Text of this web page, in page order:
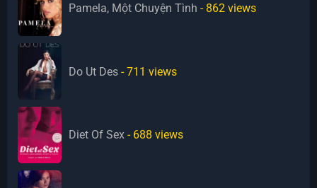
Pamela, Một Chuyện Tình - 862 views
Do Ut Des - 711 views
Diet Of Sex - 688 views